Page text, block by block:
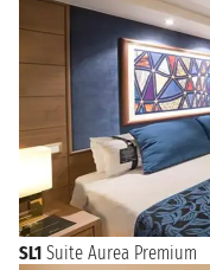
SL1 Suite Aurea Premium